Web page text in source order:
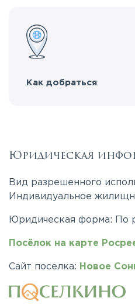
Как добраться
Юридическая
Вид разрешенного
Индивидуальное
Юридическая форма: По
Посёлок на карте
Сайт поселка: Новое